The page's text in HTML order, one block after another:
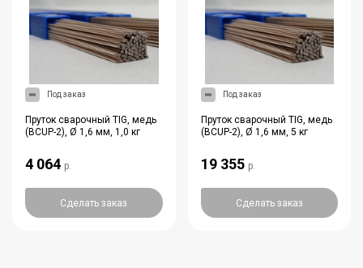
Под заказ
Пруток сварочный TIG, медь
(BCUP-2), Ø 1,6 мм, 1,0 кг
4 064 р.
Сделать заказ
Под заказ
Пруток сварочный TIG, медь
(BCUP-2), Ø 1,6 мм, 5 кг
19 355 р.
Сделать заказ